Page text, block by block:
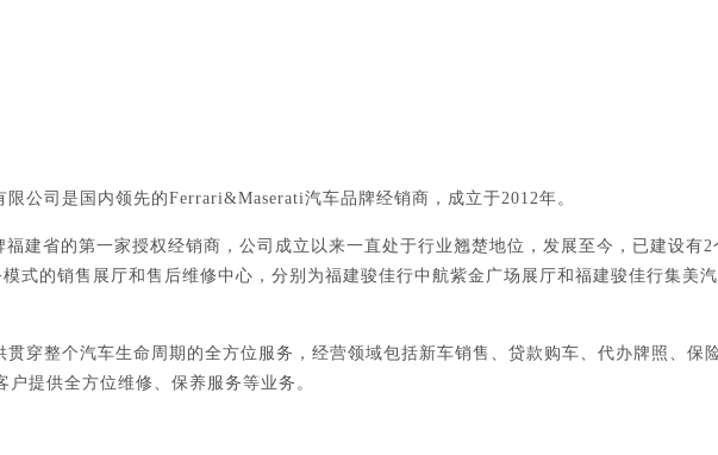
限公司是国内领先的Ferrari&Maserati汽车品牌经销商，成立于2012年。
福建省的第一家授权经销商，公司成立以来一直处于行业翘楚地位，发展至今，已建设有2
式的销售展厅和售后维修中心，分别为福建骏佳行中航紫金广场展厅和福建骏佳行集美
贯穿整个汽车生命周期的全方位服务，经营领域包括新车销售、贷款购车、代办牌照、保
提供全方位维修、保养服务等业务。